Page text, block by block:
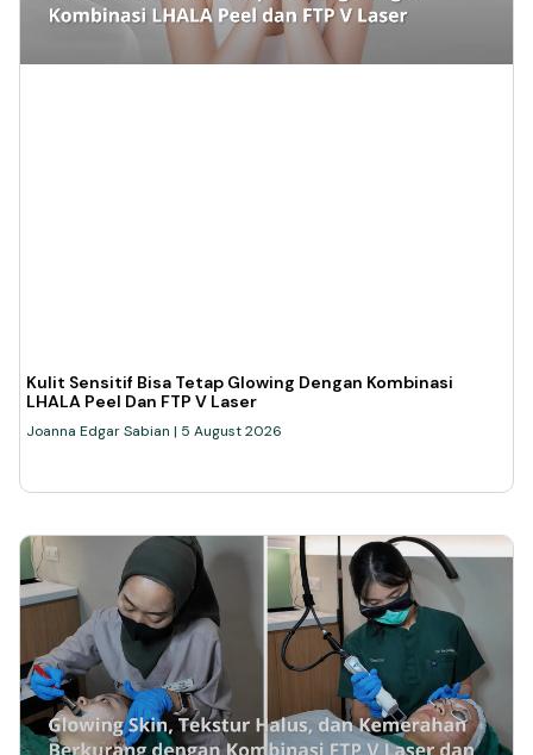
Kulit Sensitif Bisa Tetap Glowing Dengan Kombinasi
LHALA Peel Dan FTP V Laser
Joanna Edgar Sabian 5 August 2026